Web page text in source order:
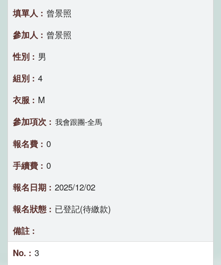
曾景照
曾景照
男
4
M
我會跟團-全馬
0
0
2025/12/02
已登記(待繳款)
3